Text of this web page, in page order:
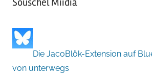
Die JacoBlök-Extension auf
von unterwegs